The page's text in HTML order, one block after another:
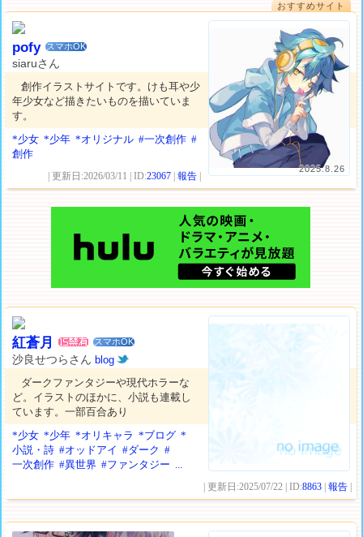
おすすめサイト
2025.8.26
pofy スマホOK
siaruさん
創作イラストサイトです。けも耳や少
年少女など描きたいものを描いていま
す。
*少女 *少年 *オリジナル #一次創作 #
創作
| 更新日:2026/03/11 | ID:23067 |報告
紅蒼月 スマホOK
沙良せつらさんblog
ダークファンタジーや現代ホラーな
ど。イラストのほかに、小説も連載し
ています。一部百合あり
*少女 *少年 *オリキャラ *ブログ *
小説・詩 #オッドアイ #ダーク #
一次創作 #異世界 #ファンタジー ...
| 更新日:2025/07/22 | ID:8863 |報告